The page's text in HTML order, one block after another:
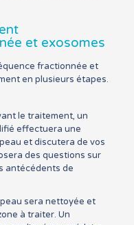
et exosomes
fractionnée et
en plusieurs étapes.
le traitement, un
effectuera une
et discutera de vos
des questions sur
antécédents de
sera nettoyée et
à traiter. Un